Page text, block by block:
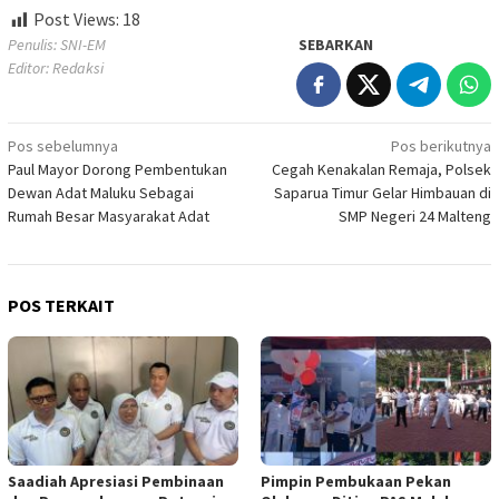
Post Views: 18
Penulis: SNI-EM
Editor: Redaksi
SEBARKAN
Navigasi
pos
Pos sebelumnya
Paul Mayor Dorong Pembentukan
Dewan Adat Maluku Sebagai
Rumah Besar Masyarakat Adat
Pos berikutnya
Cegah Kenakalan Remaja, Polsek
Saparua Timur Gelar Himbauan di
SMP Negeri 24 Malteng
POS TERKAIT
Saadiah Apresiasi Pembinaan
Pimpin Pembukaan Pekan